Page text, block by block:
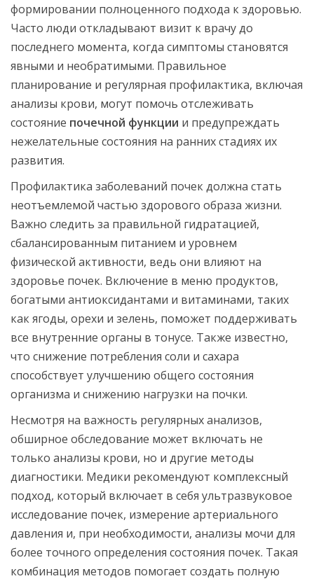
формировании полноценного подхода к здоровью.
Часто люди откладывают визит к врачу до
последнего момента, когда симптомы становятся
явными и необратимыми. Правильное
планирование и регулярная профилактика, включая
анализы крови, могут помочь отслеживать
состояние почечной функции и предупреждать
нежелательные состояния на ранних стадиях их
развития.
Профилактика заболеваний почек должна стать
неотъемлемой частью здорового образа жизни.
Важно следить за правильной гидратацией,
сбалансированным питанием и уровнем
физической активности, ведь они влияют на
здоровье почек. Включение в меню продуктов,
богатыми антиоксидантами и витаминами, таких
как ягоды, орехи и зелень, поможет поддерживать
все внутренние органы в тонусе. Также известно,
что снижение потребления соли и сахара
способствует улучшению общего состояния
организма и снижению нагрузки на почки.
Несмотря на важность регулярных анализов,
обширное обследование может включать не
только анализы крови, но и другие методы
диагностики. Медики рекомендуют комплексный
подход, который включает в себя ультразвуковое
исследование почек, измерение артериального
давления и, при необходимости, анализы мочи для
более точного определения состояния почек. Такая
комбинация методов помогает создать полную